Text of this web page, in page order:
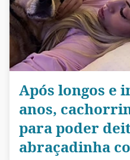
Após longos e
anos,
para poder
abraçadinha